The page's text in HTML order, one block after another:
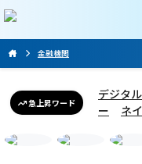
金融機関
急上昇ワード
デジタ
ー
ネ